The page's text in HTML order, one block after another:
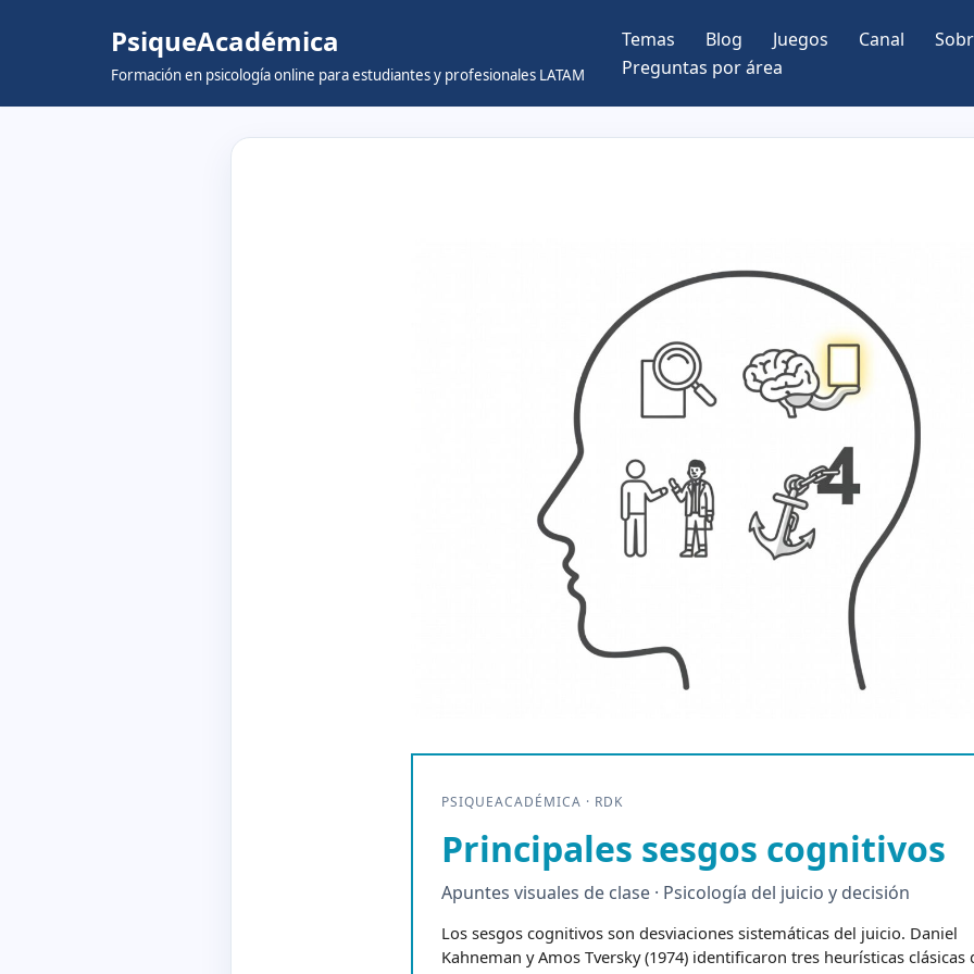
PsiqueAcadémica
Formación en psicología online para estudiantes y profesionales LATAM
Temas Blog Juegos Canal
Preguntas por área
PSIQUEACADÉMICA · RDK
Principales sesgos cognitivos
Apuntes visuales de clase · Psicología del juicio y decisión
Los sesgos cognitivos son desviaciones sistemáticas del juicio. Daniel
Kahneman y Amos Tversky (1974) identificaron tres heurísticas clásicas